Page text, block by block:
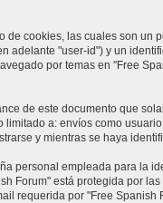
cookies, las cuales son un
adelante "user-id") y un
por temas en "Free
de este documento que
a: envíos como
y mientras se haya
personal empleada para la
Forum" está protegida por
requerida por "Free Spanish